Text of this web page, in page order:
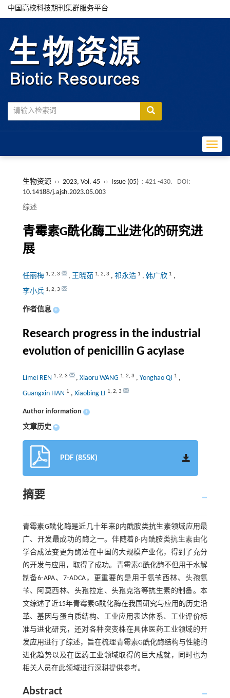
中国高校科技期刊集群服务平台
生物资源 ›› 2023, Vol. 45 ›› Issue (05) : 421 -430.
DOI:
10.14188/j.ajsh.2023.05.003
综述
青霉素G酰化酶工业进化的研究进
展
任丽梅 1, 2, 3 , 王晓茹 1, 2, 3 , 祁永浩 1 , 韩广欣 1 ,
李小兵 1, 2, 3
作者信息 +
Research progress in the industrial
evolution of penicillin G acylase
Limei REN 1, 2, 3 , Xiaoru WANG 1, 2, 3 , Yonghao QI 1 ,
Guangxin HAN 1 , Xiaobing LI 1, 2, 3
Author information +
文章历史 +
PDF (855K)
摘要
青霉素G酰化酶是近几十年来β内酰胺类抗生素领域应用最
广、开发最成功的酶之一。伴随着β⁃内酰胺类抗生素由化
学合成法变更为酶法在中国的大规模产业化，得到了充分
的开发与应用，取得了成功。青霉素G酰化酶不但用于水解
制备6⁃APA、7⁃ADCA，更重要的是用于氨苄西林、头孢氨
苄、阿莫西林、头孢拉定、头孢克洛等抗生素的制备。本
文综述了近15年青霉素G酰化酶在我国研究与应用的历史沿
革、基因与蛋白质结构、工业应用表达体系、工业评价标
准与进化研究，还对各种突变株在具体医药工业领域的开
发应用进行了综述，旨在梳理青霉素G酰化酶结构与性能的
进化趋势以及在医药工业领域取得的巨大成就，同时也为
相关人员在此领域进行深耕提供参考。
Abstract